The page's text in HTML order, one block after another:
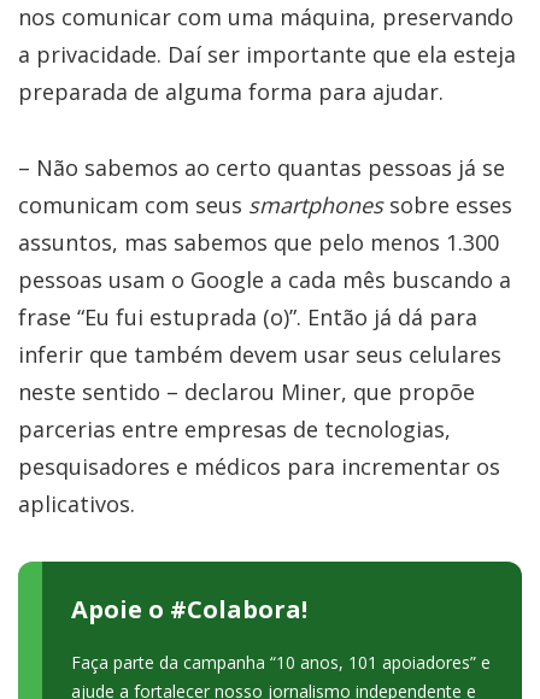
nos comunicar com uma máquina, preservando
a privacidade. Daí ser importante que ela esteja
preparada de alguma forma para ajudar.
– Não sabemos ao certo quantas pessoas já se
comunicam com seus smartphonessobre esses
assuntos, mas sabemos que pelo menos 1.300
pessoas usam o Google a cada mês buscando a
frase “Eu fui estuprada (o)”. Então já dá para
inferir que também devem usar seus celulares
neste sentido – declarou Miner, que propõe
parcerias entre empresas de tecnologias,
pesquisadores e médicos para incrementar os
aplicativos.
Apoie o #Colabora!
Faça parte da campanha “10 anos, 101 apoiadores” e
ajude a fortalecer nosso jornalismo independente e